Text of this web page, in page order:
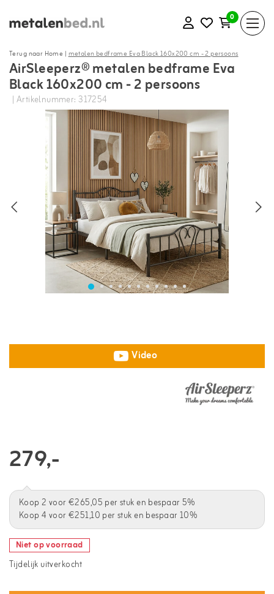
0
Terug naar Home |metalen bedframe Eva Black 160x200 cm - 2 persoons
AirSleeperz® metalen bedframe Eva
Black 160x200 cm - 2 persoons
| Artikelnummer: 317254
Video
279,-
Koop 2 voor €265,05 per stuk en bespaar 5%
Koop 4 voor €251,10 per stuk en bespaar 10%
Niet op voorraad
Tijdelijk uitverkocht